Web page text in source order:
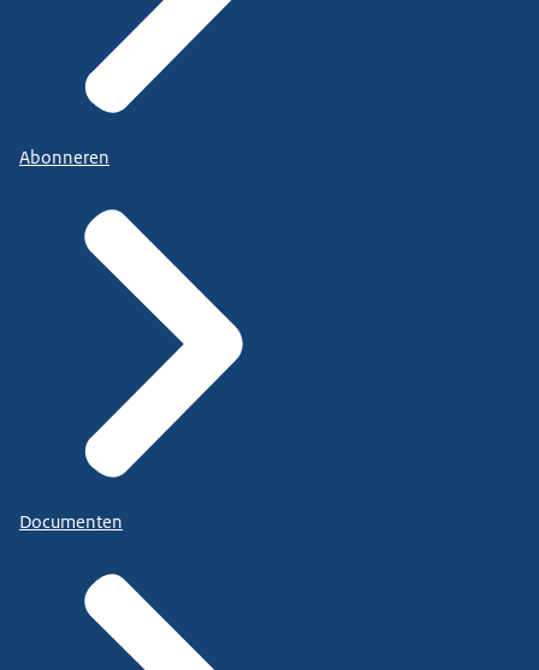
Abonneren
Documenten